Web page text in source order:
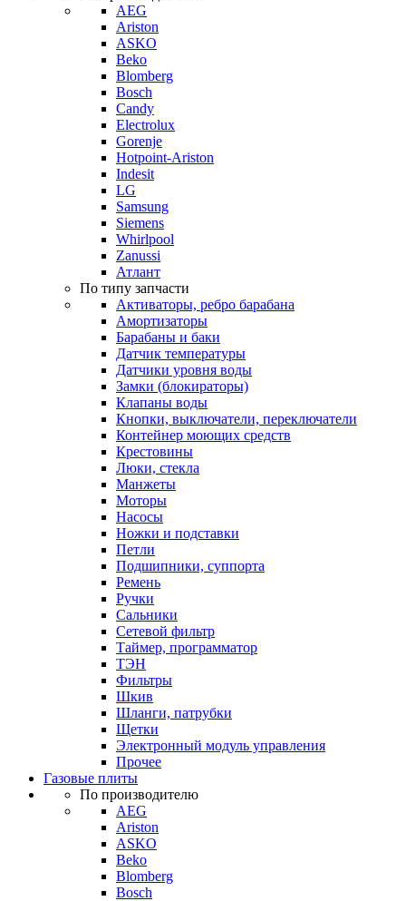
AEG
Ariston
ASKO
Beko
Blomberg
Bosch
Candy
Electrolux
Gorenje
Hotpoint-Ariston
Indesit
LG
Samsung
Siemens
Whirlpool
Zanussi
Атлант
По типу запчасти
Активаторы, ребро барабана
Амортизаторы
Барабаны и баки
Датчик температуры
Датчики уровня воды
Замки (блокираторы)
Клапаны воды
Кнопки, выключатели, переключатели
Контейнер моющих средств
Крестовины
Люки, стекла
Манжеты
Моторы
Насосы
Ножки и подставки
Петли
Подшипники, суппорта
Ремень
Ручки
Сальники
Сетевой фильтр
Таймер, программатор
ТЭН
Фильтры
Шкив
Шланги, патрубки
Щетки
Электронный модуль управления
Прочее
Газовые плиты
По производителю
AEG
Ariston
ASKO
Beko
Blomberg
Bosch